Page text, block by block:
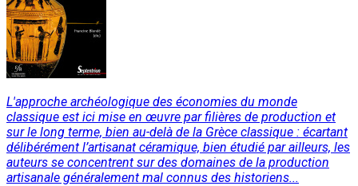
L'approche archéologique des économies du monde
classique est ici mise en œuvre par filières de production et
sur le long terme, bien au-delà de la Grèce classique : écartant
délibérément l’artisanat céramique, bien étudié par ailleurs, les
auteurs se concentrent sur des domaines de la production
artisanale généralement mal connus des historiens...